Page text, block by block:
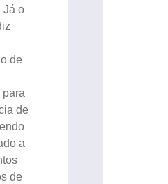
Já o
de
para
de
a
de